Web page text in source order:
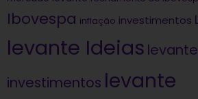
Ibovespa inflação investimentos
levante Ideias
investimentos levante